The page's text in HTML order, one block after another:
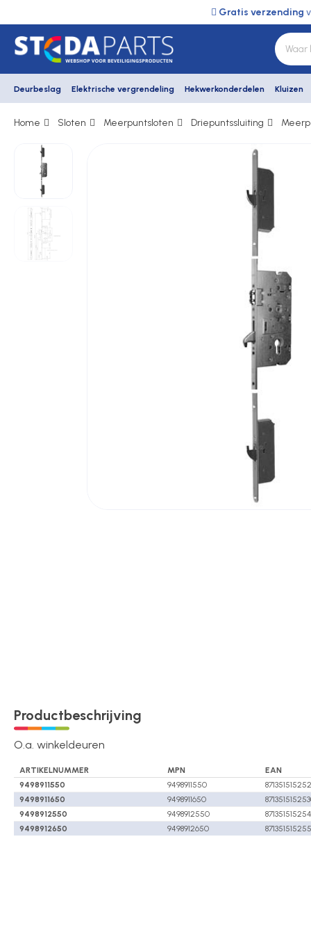
Gratis verzending
Deurbeslag Elektrische vergrendeling Hekwerkonderdelen Kluizen
Deurbeslag
Elektrische vergrendeling
Hekwerkonderdelen
Home Sloten Meerpuntsloten Driepuntssluiting
Productbeschrijving
O.a. winkeldeuren
ARTIKELNUMMER MPN
EAN
9498911550
9498911550
9498911650
9498911650
9498912550
9498912550
9498912650
9498912650